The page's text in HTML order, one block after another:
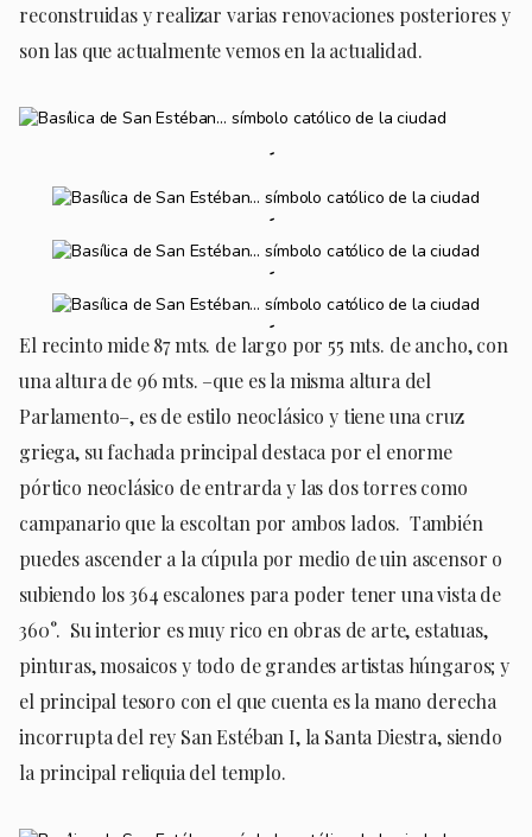
reconstruidas y realizar varias renovaciones posteriores y
son las que actualmente vemos en la actualidad.
El recinto mide 87 mts. de largo por 55 mts. de ancho, con
una altura de 96 mts. –que es la misma altura del
Parlamento–, es de estilo neoclásico y tiene una cruz
griega, su fachada principal destaca por el enorme
pórtico neoclásico de entrarda y las dos torres como
campanario que la escoltan por ambos lados. También
puedes ascender a la cúpula por medio de uin ascensor o
subiendo los 364 escalones para poder tener una vista de
360°. Su interior es muy rico en obras de arte, estatuas,
pinturas, mosaicos y todo de grandes artistas húngaros; y
el principal tesoro con el que cuenta es la mano derecha
incorrupta del rey San Estéban I, la Santa Diestra, siendo
la principal reliquia del templo.